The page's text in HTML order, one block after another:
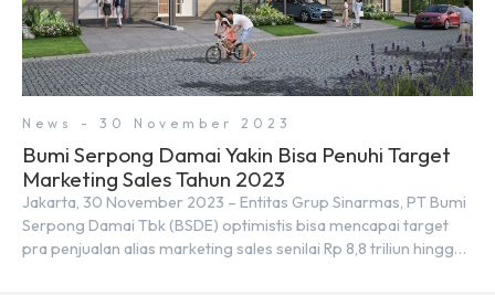
News - 30 November 2023
Bumi Serpong Damai Yakin Bisa Penuhi Target
Marketing Sales Tahun 2023
Jakarta, 30 November 2023 – Entitas Grup Sinarmas, PT Bumi
Serpong Damai Tbk (BSDE) optimistis bisa mencapai target
pra penjualan alias marketing sales senilai Rp 8,8 triliun hingga